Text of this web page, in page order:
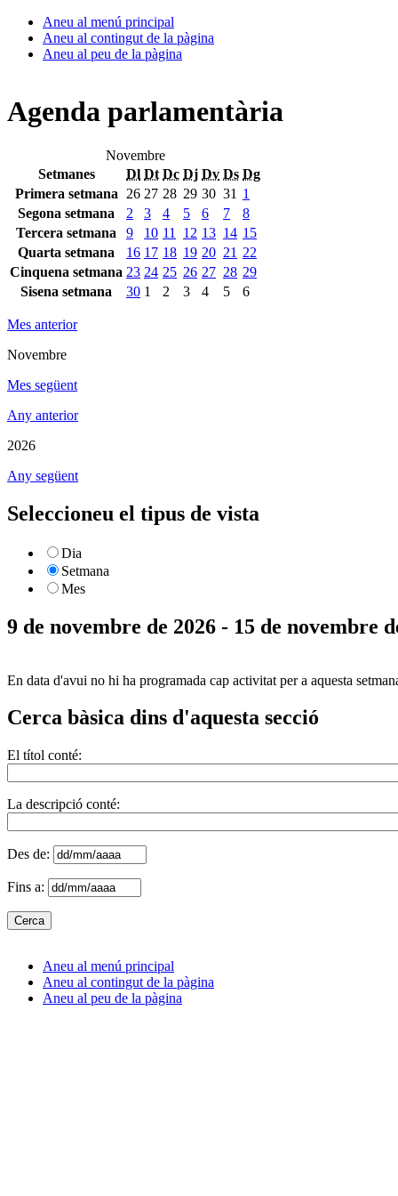
Aneu al menú principal
Aneu al contingut de la pàgina
Aneu al peu de la pàgina
Agenda parlamentària
Novembre
Setmanes
Dl Dt Dc Dj Dv Ds Dg
Primera setmana
26 27 28 29 30 31 1
Segona setmana
2 3 4 5 6 7
8
Tercera setmana
9 10 11 12 13 14 15
Quarta setmana
16 17 18 19 20 21 22
Cinquena setmana 23 24 25 26 27 28 29
Sisena setmana
30 1 2 3 4 5 6
Mes anterior
Novembre
Mes següent
Any anterior
2026
Any següent
Seleccioneu el tipus de vista
Dia
Setmana
Mes
9 de novembre de 2026 - 15 de novembre
En data d'avui no hi ha programada cap activitat per a aquesta
Cerca bàsica dins d'aquesta secció
El títol conté:
La descripció conté:
Des de:
Fins a:
Aneu al menú principal
Aneu al contingut de la pàgina
Aneu al peu de la pàgina